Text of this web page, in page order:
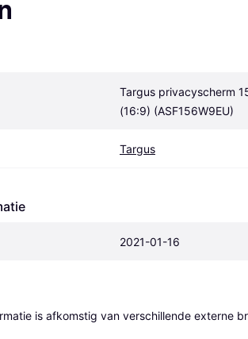
Targus privacyscherm
(16:9) (ASF156W9EU)
Targus
2021-01-16
is afkomstig van verschillende externe